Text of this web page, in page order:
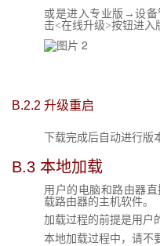
或是进入专业版→设
击<在线升级>按钮进入
B.2.2 升级重启
下载完成后自动进行版
B.3 本地加载
用户的电脑和路由器
载路由器的主机软件。
加载过程的前提是用户
本地加载过程中，请不